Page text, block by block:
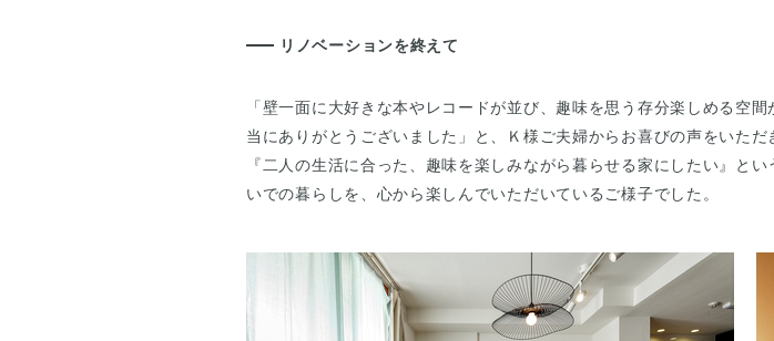
リノベーションを終えて
「壁一面に大好きな本やレコードが並び、趣味を思う存分楽しめる空
当にありがとうございました」と、Ｋ様ご夫婦からお喜びの声をいただ
『二人の生活に合った、趣味を楽しみながら暮らせる家にしたい』と
いでの暮らしを、心から楽しんでいただいているご様子でした。